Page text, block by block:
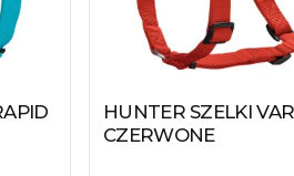
Zobacz produkt
HUNTER SZELKI
CZERWONE